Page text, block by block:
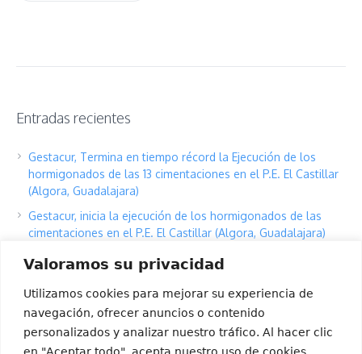
Valoramos su privacidad
Utilizamos cookies para mejorar su experiencia de
navegación, ofrecer anuncios o contenido
personalizados y analizar nuestro tráfico. Al hacer clic
en "Aceptar todo", acepta nuestro uso de cookies.
Entradas recientes
Gestacur, Termina en tiempo récord la Ejecución de los
hormigonados de las 13 cimentaciones en el P.E. El Castillar
(Algora, Guadalajara)
Gestacur, inicia la ejecución de los hormigonados de las
cimentaciones en el P.E. El Castillar (Algora, Guadalajara)
Gestacur inicia, la ejecución del hormigonado de las
cimentaciones en el P.E. de Joluga, Eslava, Navarra, con la
cimentación del Aerogenerador Joluga 3.
Gestacur SLU, con el deporte joven gallego.
Gestacur, Adjudicatario del Contrato BOP de la Obra Civil y